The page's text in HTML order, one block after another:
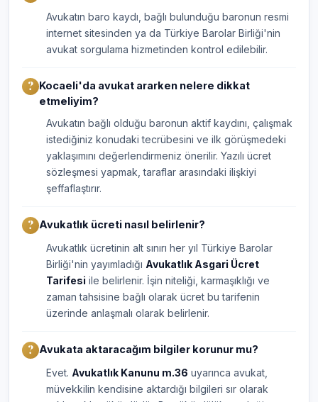
Avukatın baro kaydı, bağlı bulunduğu baronun resmi
internet sitesinden ya da Türkiye Barolar Birliği'nin
avukat sorgulama hizmetinden kontrol edilebilir.
Kocaeli'da avukat ararken nelere dikkat
etmeliyim?
Avukatın bağlı olduğu baronun aktif kaydını, çalışmak
istediğiniz konudaki tecrübesini ve ilk görüşmedeki
yaklaşımını değerlendirmeniz önerilir. Yazılı ücret
sözleşmesi yapmak, taraflar arasındaki ilişkiyi
şeffaflaştırır.
Avukatlık ücreti nasıl belirlenir?
Avukatlık ücretinin alt sınırı her yıl Türkiye Barolar
Birliği'nin yayımladığı Avukatlık Asgari Ücret
Tarifesi ile belirlenir. İşin niteliği, karmaşıklığı ve
zaman tahsisine bağlı olarak ücret bu tarifenin
üzerinde anlaşmalı olarak belirlenir.
Avukata aktaracağım bilgiler korunur mu?
Evet. Avukatlık Kanunu m.36 uyarınca avukat,
müvekkilin kendisine aktardığı bilgileri sır olarak